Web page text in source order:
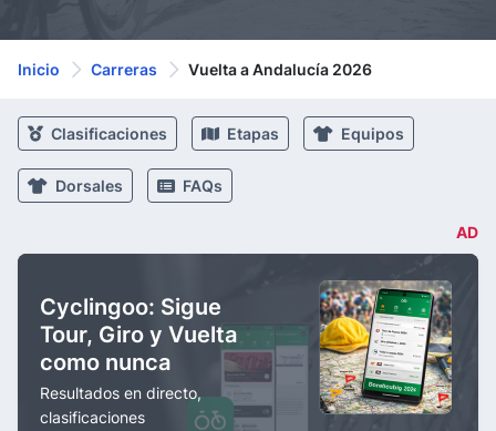
Inicio Carreras Vuelta a Andalucía 2026
Clasificaciones Etapas Equipos
Dorsales FAQs
AD
Cyclingoo: Sigue
Tour, Giro y Vuelta
como nunca
Resultados en directo,
clasificaciones